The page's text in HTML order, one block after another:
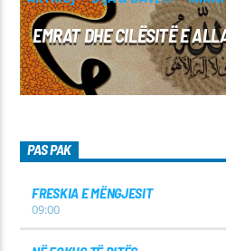
EMRAT DHE CILËSITË E
PAS PAK
FRESKIA E MËNGJESIT
09:00